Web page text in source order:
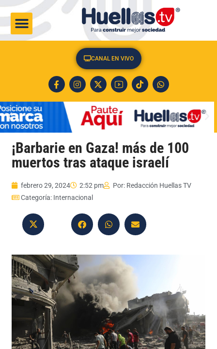
CANAL EN VIVO
¡Barbarie en Gaza! más de 100
muertos tras ataque israelí
febrero 29, 2024 2:52 pm Por: Redacción Huellas TV
Categoría: Internacional